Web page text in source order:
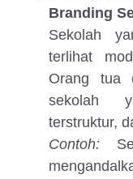
Branding
Sekolah
terlihat
Orang tua
sekolah
terstruktur,
Contoh: